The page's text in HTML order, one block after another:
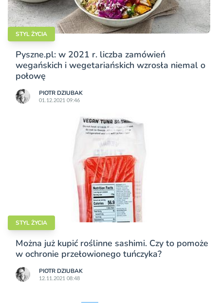
STYL ŻYCIA
Pyszne.pl: w 2021 r. liczba zamówień
wegańskich i wegetariańskich wzrosła niemal o
połowę
PIOTR DZIUBAK
01.12.2021 09:46
STYL ŻYCIA
Można już kupić roślinne sashimi. Czy to pomoże
w ochronie przełowionego tuńczyka?
PIOTR DZIUBAK
12.11.2021 08:48